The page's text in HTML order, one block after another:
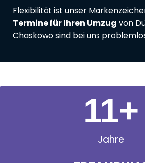
Flexibilität ist unser
Termine für Ihren Umzug von
Chaskowo sind bei uns
Jahre
11+